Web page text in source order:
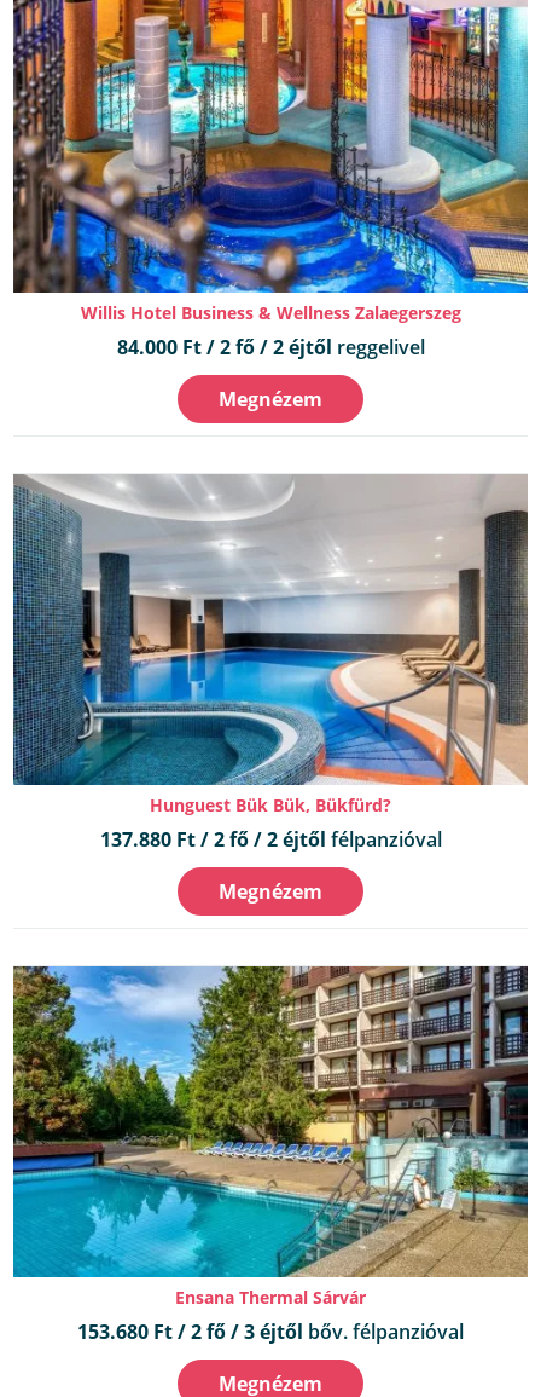
Willis Hotel Business & Wellness Zalaegerszeg
84.000 Ft / 2 fő / 2 éjtől reggelivel
Megnézem
Hunguest Bük Bük, Bükfürd?
137.880 Ft / 2 fő / 2 éjtől félpanzióval
Megnézem
Ensana Thermal Sárvár
153.680 Ft / 2 fő / 3 éjtől bőv. félpanzióval
Megnézem